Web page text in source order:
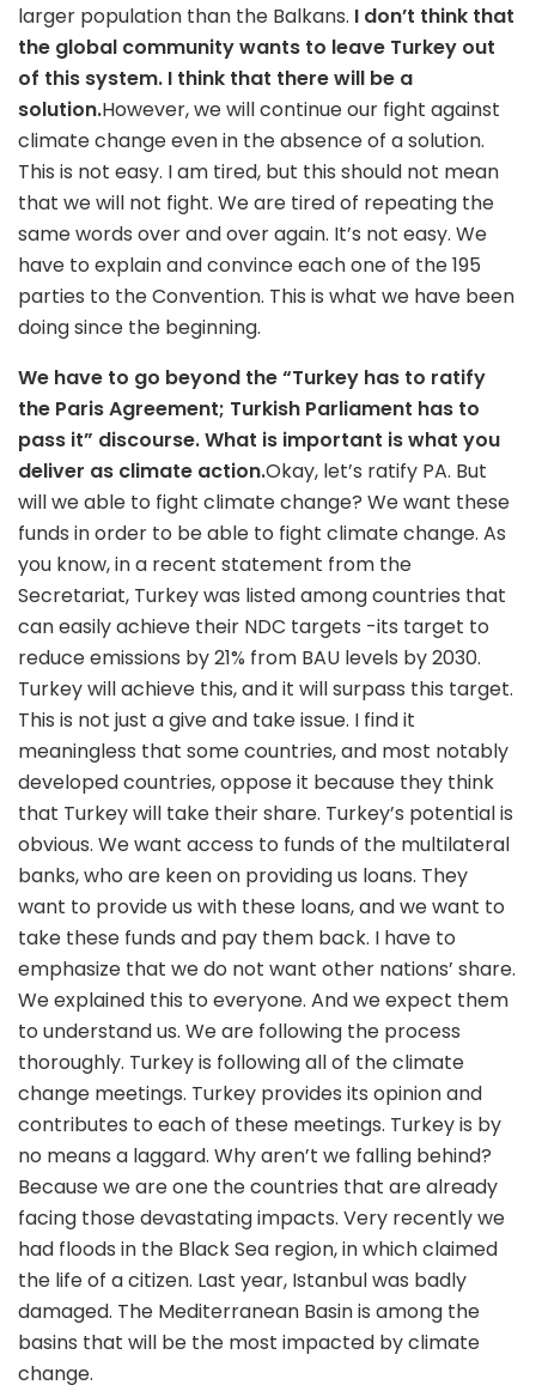
larger population than the Balkans. I don’t think that
the global community wants to leave Turkey out
of this system. I think that there will be a
solution.However, we will continue our fight against
climate change even in the absence of a solution.
This is not easy. I am tired, but this should not mean
that we will not fight. We are tired of repeating the
same words over and over again. It’s not easy. We
have to explain and convince each one of the 195
parties to the Convention. This is what we have been
doing since the beginning.
We have to go beyond the “Turkey has to ratify
the Paris Agreement; Turkish Parliament has to
pass it” discourse. What is important is what you
deliver as climate action.Okay, let’s ratify PA. But
will we able to fight climate change? We want these
funds in order to be able to fight climate change. As
you know, in a recent statement from the
Secretariat, Turkey was listed among countries that
can easily achieve their NDC targets -its target to
reduce emissions by 21% from BAU levels by 2030.
Turkey will achieve this, and it will surpass this target.
This is not just a give and take issue. I find it
meaningless that some countries, and most notably
developed countries, oppose it because they think
that Turkey will take their share. Turkey’s potential is
obvious. We want access to funds of the multilateral
banks, who are keen on providing us loans. They
want to provide us with these loans, and we want to
take these funds and pay them back. I have to
emphasize that we do not want other nations’ share.
We explained this to everyone. And we expect them
to understand us. We are following the process
thoroughly. Turkey is following all of the climate
change meetings. Turkey provides its opinion and
contributes to each of these meetings. Turkey is by
no means a laggard. Why aren’t we falling behind?
Because we are one the countries that are already
facing those devastating impacts. Very recently we
had floods in the Black Sea region, in which claimed
the life of a citizen. Last year, Istanbul was badly
damaged. The Mediterranean Basin is among the
basins that will be the most impacted by climate
change.